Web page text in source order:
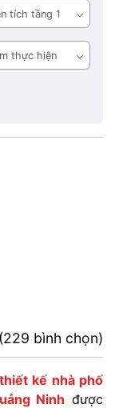
bình chọn)
thiết kế nhà phố
Ninh được